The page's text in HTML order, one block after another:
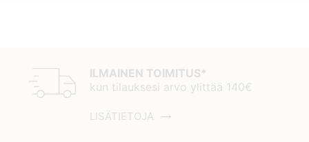
ILMAINEN TOIMITUS*
kun tilauksesi arvo ylittää 140€
LISÄTIETOJA